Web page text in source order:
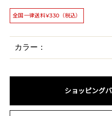
全国一律送料¥330（税込）
カラー：
ショッピング